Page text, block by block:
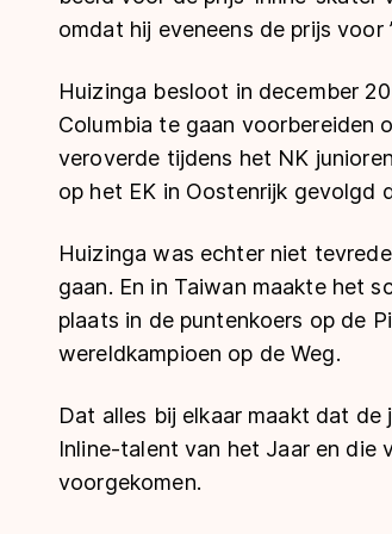
omdat hij eveneens de prijs voor
Huizinga besloot in december
Columbia te gaan voorbereiden
veroverde tijdens het NK
op het EK in Oostenrijk gevolgd
Huizinga was echter niet
gaan. En in Taiwan maakte het
plaats in de puntenkoers op de
wereldkampioen op de Weg.
Dat alles bij elkaar maakt dat
Inline-talent van het Jaar en die
voorgekomen.